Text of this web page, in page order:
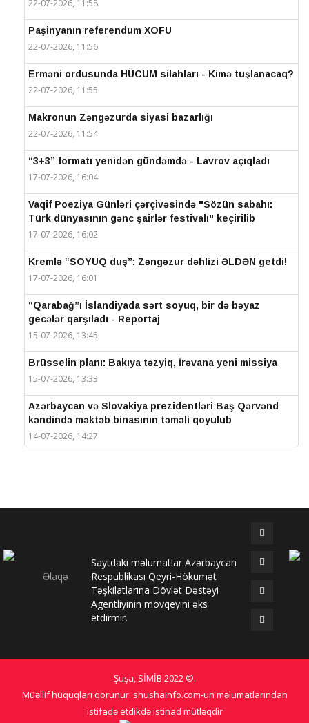
22-07-2026, 11:58
Paşinyanın referendum XOFU
22-07-2026, 11:56
Erməni ordusunda HÜCUM silahları - Kimə tuşlanacaq?
22-07-2026, 11:55
Makronun Zəngəzurda siyasi bazarlığı
22-07-2026, 11:54
“3+3” formatı yenidən gündəmdə - Lavrov açıqladı
17-07-2026, 16:04
Vaqif Poeziya Günləri çərçivəsində "Sözün sabahı:
Türk dünyasının gənc şairlər festivalı" keçirilib
17-07-2026, 16:02
Kremlə “SOYUQ duş”: Zəngəzur dəhlizi ƏLDƏN getdi!
17-07-2026, 16:01
“Qarabağ”ı İslandiyada sərt soyuq, bir də bəyaz
gecələr qarşıladı - Reportaj
15-07-2026, 13:45
Brüsselin planı: Bakıya təzyiq, İrəvana yeni missiya
15-07-2026, 13:33
Azərbaycan və Slovakiya prezidentləri Baş Qərvənd
kəndində məktəb binasının təməli qoyulub
14-07-2026, 14:27
Prezidentlər Şuşada mətbuata bəyanatlarla çıxış
Elməddin Behbud: “IV Şuşa Qlobal Media Forumu
beynəlxalq media əməkdaşlığının nüfuzlu
platformasına çevrilib”
14-07-2026, 14:24
Qlobal Şuşa
13-07-2026, 10:34
Əlaqə
Saytdakı məlumatlar Azərbaycan
Respublikası Qeyri-Hökumət
Təşkilatlarına Dövlət Dəstəyi
Agentliyinin mövqeyini əks
etdirmir.
Şuşa, SİMİB 2022 ©.
Müəllif hüquqları qorunur. shushainfo.com-un məlumatlarından
istifadə etdikdə istinad mütləqdir